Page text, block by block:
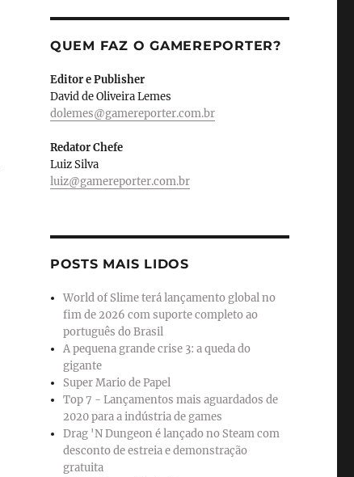
QUEM FAZ O GAMEREPORTER?
Editor e Publisher
David de Oliveira Lemes
dolemes@gamereporter.com.br
Redator Chefe
Luiz Silva
luiz@gamereporter.com.br
POSTS MAIS LIDOS
World of Slime terá lançamento global no
fim de 2026 com suporte completo ao
português do Brasil
A pequena grande crise 3: a queda do
gigante
Super Mario de Papel
Top 7 - Lançamentos mais aguardados de
2020 para a indústria de games
Drag 'N Dungeon é lançado no Steam com
desconto de estreia e demonstração
gratuita